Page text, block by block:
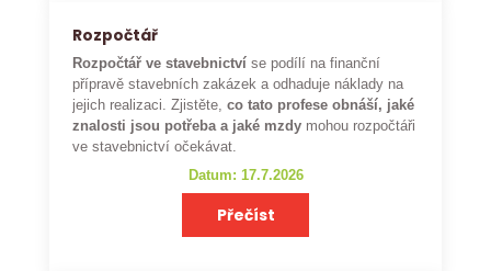
Rozpočtář
Rozpočtář ve stavebnictví se podílí na finanční
přípravě stavebních zakázek a odhaduje náklady na
jejich realizaci. Zjistěte,co tato profese obnáší, jaké
znalosti jsou potřeba a jaké mzdy mohou rozpočtáři
ve stavebnictví očekávat.
Datum: 17.7.2026
Přečíst